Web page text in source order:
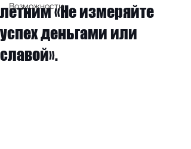
Возможности
летним «Не измеряйте
успех деньгами или
славой».